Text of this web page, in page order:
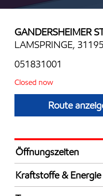
GANDERSHEIMER
LAMSPRINGE, 31195
051831001
Closed now
Route
Öffnungszeiten
Mon
Die
Kraftstoffe & Energie
Synergy Supreme+